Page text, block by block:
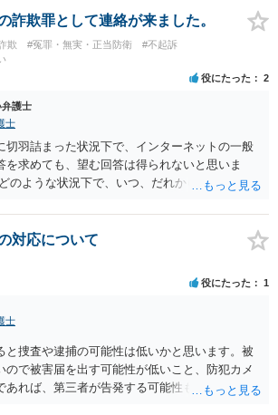
業支援の内容や具体的な就労・監督状況） ・監
で担保された客観性と実現可能性があるもので
りません。 もともと執行猶予が狙える事案で
だけで十分であり、実刑となるか微妙な事案
詐欺罪として連絡が来ました。
欺 #冤罪・無実・正当防衛
#不起訴
役にたった 2
護士
士
切羽詰まった状況下で、インターネットの一般
を求めても、望む回答は得られないと思いま
のような状況下で、いつ、だれからどのような
のかということについて、お近くで詳細な法律
で対処方法を探された方がよいと思われます。
取り調べの場合、ＩＣレコーダーを持参して取
とは必須だと考えます。
対応について
役にたった 1
士
と捜査や逮捕の可能性は低いかと思います。被
ので被害届を出す可能性が低いこと、防犯カメ
あれば、第三者が告発する可能性も低いこと、